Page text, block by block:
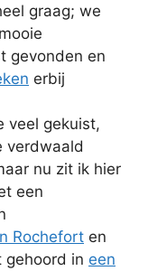
graag; we
gevonden en
erbij
veel gekuist,
verdwaald
nu zit ik hier
een
Rochefort en
gehoord in een